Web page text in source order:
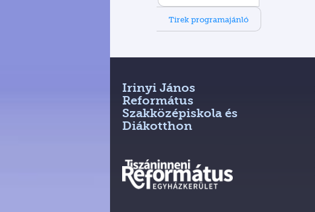
Tirek programajánló
Irinyi János
Református
Szakközépiskola és
Diákotthon